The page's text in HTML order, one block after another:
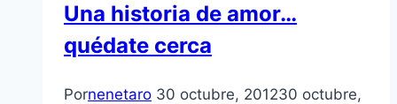
Una historia de amor…
quédate cerca
Pornenetaro 30 octubre, 201230 octubre,